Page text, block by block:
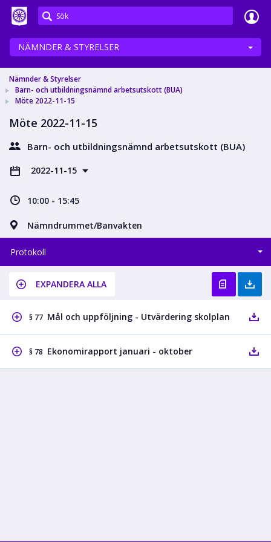
Meetings+
NÄMNDER & STYRELSER
Nämnder & Styrelser
Barn- och utbildningsnämnd arbetsutskott (BUA)
Möte 2022-11-15
Möte 2022-11-15
Barn- och utbildningsnämnd arbetsutskott (BUA)
2022-11-15
10:00 - 15:45
Nämndrummet/Banvakten
Protokoll
EXPANDERA ALLA
§ 77 Mål och uppföljning - Utvärdering skolplan
§ 78 Ekonomirapport januari - oktober